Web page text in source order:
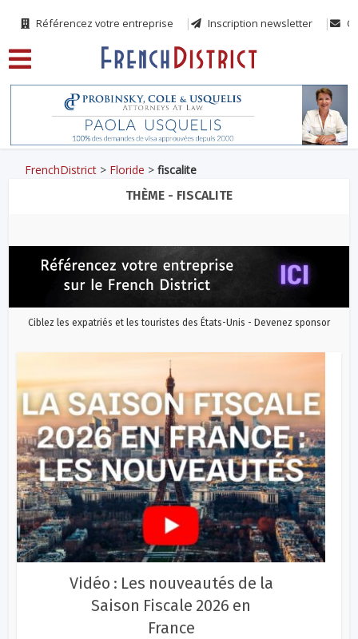
Référencez votre entreprise Inscription newsletter
FrenchDistrict > Floride >fiscalite
THÈME - FISCALITE
Ciblez les expatriés et les touristes des États-Unis - Devenez sponsor
Vidéo : Les nouveautés de la
Saison Fiscale 2026 en
France